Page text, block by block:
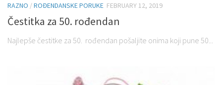
RAZNO /ROĐENDANSKE PORUKE FEBRUARY 12, 2019
Čestitka za 50. rođendan
Najlepše čestitke za 50. rođendan pošaljite onima koji pune 50...